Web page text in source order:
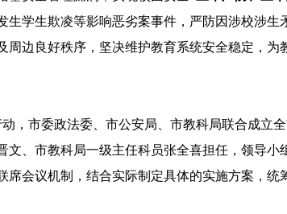
学生欺凌等影响恶劣案事件，严防因涉校涉
边良好秩序，坚决维护教育系统安全稳定，
，市委政法委、市公安局、市教科局联合成立
、市教科局一级主任科员张全喜担任，领导
会议机制，结合实际制定具体的实施方案，统